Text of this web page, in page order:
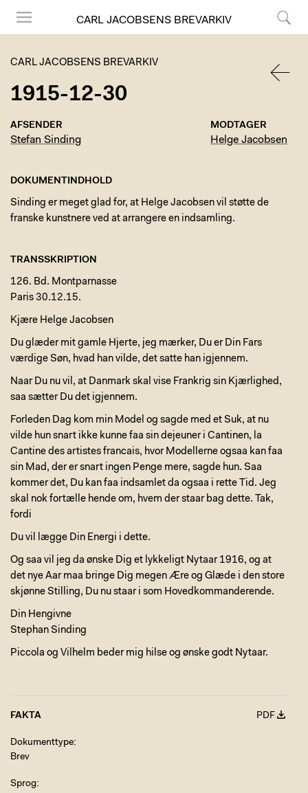
CARL JACOBSENS BREVARKIV
CARL JACOBSENS BREVARKIV
1915-12-30
AFSENDER
Stefan Sinding
MODTAGER
Helge Jacobsen
DOKUMENTINDHOLD
Sinding er meget glad for, at Helge Jacobsen vil støtte de
franske kunstnere ved at arrangere en indsamling.
TRANSSKRIPTION
126. Bd. Montparnasse
Paris 30.12.15.
Kjære Helge Jacobsen
Du glæder mit gamle Hjerte, jeg mærker, Du er Din Fars
værdige Søn, hvad han vilde, det satte han igjennem.
Naar Du nu vil, at Danmark skal vise Frankrig sin Kjærlighed,
saa sætter Du det igjennem.
Forleden Dag kom min Model og sagde med et Suk, at nu
vilde hun snart ikke kunne faa sin dejeuner i Cantinen, la
Cantine des artistes francais, hvor Modellerne ogsaa kan faa
sin Mad, der er snart ingen Penge mere, sagde hun. Saa
kommer det, Du kan faa indsamlet da ogsaa i rette Tid. Jeg
skal nok fortælle hende om, hvem der staar bag dette. Tak,
fordi
Du vil lægge Din Energi i dette.
Og saa vil jeg da ønske Dig et lykkeligt Nytaar 1916, og at
det nye Aar maa bringe Dig megen Ære og Glæde i den store
skjønne Stilling, Du nu staar i som Hovedkommanderende.
Din Hengivne
Stephan Sinding
Piccola og Vilhelm beder mig hilse og ønske godt Nytaar.
FAKTA PDF
Dokumenttype
Brev
Sprog